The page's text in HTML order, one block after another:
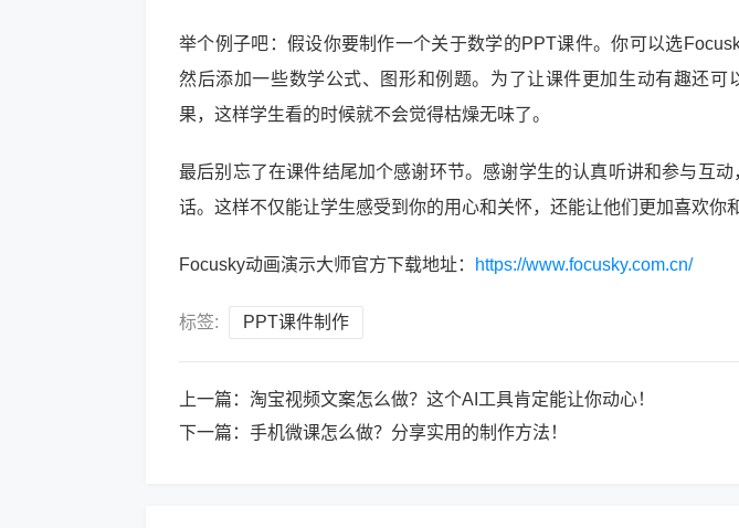
举个例子吧：假设你要制作一个关于数学的PPT课件。你可以选
然后添加一些数学公式、图形和例题。为了让课件更加生动有趣还可
果，这样学生看的时候就不会觉得枯燥无味了。
最后别忘了在课件结尾加个感谢环节。感谢学生的认真听讲和参与互
话。这样不仅能让学生感受到你的用心和关怀，还能让他们更加喜欢你
Focusky动画演示大师官方下载地址： https://www.focusky.com.cn/
标签: PPT课件制作
上一篇： 淘宝视频文案怎么做？这个AI工具肯定能让你动心！
下一篇： 手机微课怎么做？分享实用的制作方法！